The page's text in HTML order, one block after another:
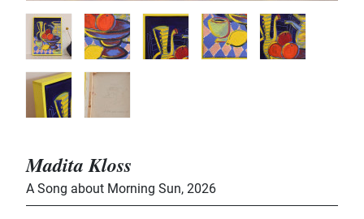
Madita Kloss
A Song about Morning Sun, 2026